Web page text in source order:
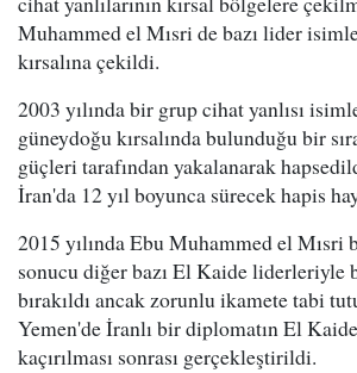
Muhammed el Mısri de bazı lider
kırsalına çekildi.
2003 yılında bir grup cihat yanlısı
güneydoğu kırsalında bulunduğu bir
güçleri tarafından yakalanarak
İran'da 12 yıl boyunca sürecek hapis
2015 yılında Ebu Muhammed el Mısri
sonucu diğer bazı El Kaide liderleriyle
bırakıldı ancak zorunlu ikamete tabi
Yemen'de İranlı bir diplomatın El
kaçırılması sonrası gerçekleştirildi.